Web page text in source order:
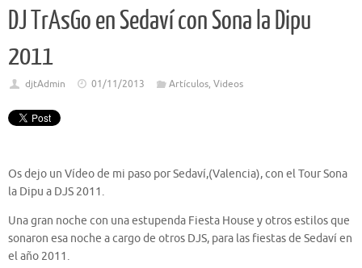
DJ TrAsGo en Sedaví con Sona la Dipu
2011
djtAdmin 01/11/2013 Artículos, Videos
Os dejo un Vídeo de mi paso por Sedaví,(Valencia), con el Tour Sona
la Dipu a DJS 2011.
Una gran noche con una estupenda Fiesta House y otros estilos que
sonaron esa noche a cargo de otros DJS, para las fiestas de Sedaví en
el año 2011.